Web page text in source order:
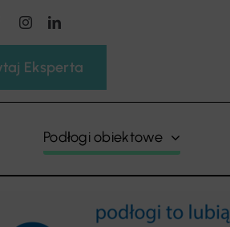
Eksperta
Podłogi obiektowe